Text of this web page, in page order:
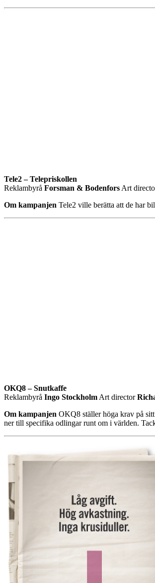
Tele2 – Telepriskollen
Reklambyrå Forsman & Bodenfors Art
Om kampanjen Tele2 ville berätta att de har
OKQ8 – Snutkaffe
Reklambyrå Ingo Stockholm Art director
Om kampanjen OKQ8 ställer höga krav på
ner till specifika odlingar runt om i världen.